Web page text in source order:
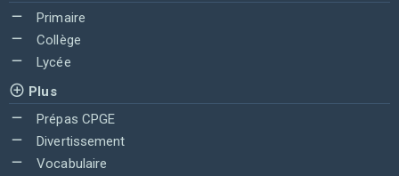
Primaire
Collège
Lycée
Plus
Prépas CPGE
Divertissement
Vocabulaire